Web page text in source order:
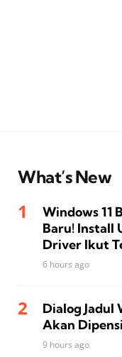
What’s New
Windows 11
Baru! Install
Driver Ikut
6 hours ago
Dialog Jadul
Akan
9 hours ago